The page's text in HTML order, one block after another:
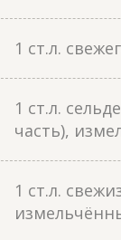
1 ст.л.
1 ст.л.
часть),
1 ст.л.